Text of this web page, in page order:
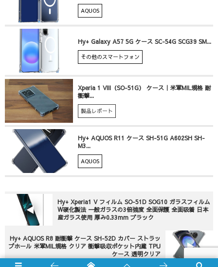
AQUOS
Hy+ Galaxy A57 5G ケース SC-54G SCG39 SM...
その他のスマートフォン
Xperia 1 VIII（SO-51G） ケース｜米軍MIL規格 耐
衝撃...
製品レポート
Hy+ AQUOS R11 ケース SH-51G A602SH SH-
M3...
AQUOS
Hy+ Xperia1 V フィルム SO-51D SOG10 ガラスフィルム
W硬化製法 一般ガラスの3倍強度 全面保護 全面吸着 日本
産ガラス使用 厚み0.33mm ブラック
Hy+ AQUOS R8 耐衝撃 ケース SH-52D カバー ストラッ
プホール 米軍MIL規格 クリア 衝撃吸収ポケット内蔵 TPU
ケース 透明クリア